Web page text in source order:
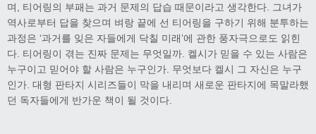
며, 티어링의 부패는 과거 문제의 답습 때문이라고 생각한다. 그녀가
역사로부터 답을 찾으며 벼랑 끝에 선 티어링을 구하기 위해 분투하는
과정은 ‘과거를 잊은 자들에게 닥칠 미래’에 관한 풍자극으로도 읽힌
다. 티어링이 겪는 진짜 문제는 무엇일까. 켈시가 믿을 수 있는 사람은
누구이고 믿어야 할 사람은 누구인가. 무엇보다 켈시 그 자신은 누구
인가. 대형 판타지 시리즈들이 막을 내리며 새로운 판타지에 목말라했
던 독자들에게 반가운 책이 될 것이다.